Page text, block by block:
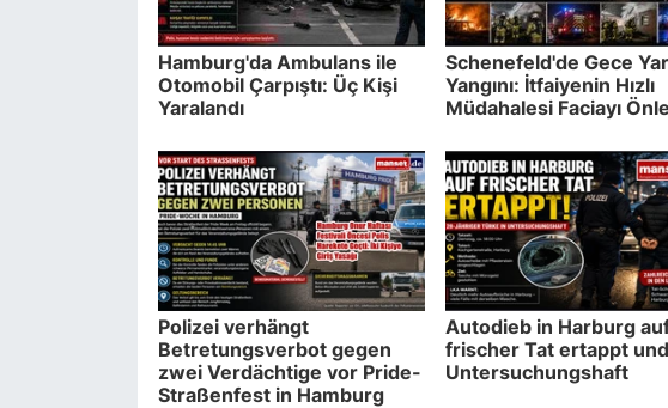
Hamburg'da Ambulans ile
Otomobil Çarpıştı: Üç Kişi
Yaralandı
Schenefeld'de Gece
Yangını: İtfaiyenin Hızlı
Müdahalesi Faciayı
Polizei verhängt
Betretungsverbot gegen
zwei Verdächtige vor Pride-
Straßenfest in Hamburg
Autodieb in Harburg
frischer Tat ertappt
Untersuchungshaft